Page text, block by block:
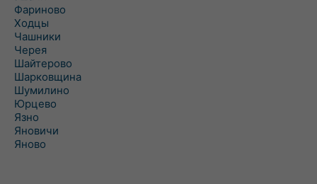
Фариново
Ходцы
Чашники
Черея
Шайтерово
Шарковщина
Шумилино
Юрцево
Язно
Яновичи
Яново